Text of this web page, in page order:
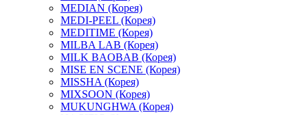
MEDIAN (Корея)
MEDI-PEEL (Корея)
MEDITIME (Корея)
MILBA LAB (Корея)
MILK BAOBAB (Корея)
MISE EN SCENE (Корея)
MISSHA (Корея)
MIXSOON (Корея)
MUKUNGHWA (Корея)